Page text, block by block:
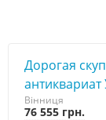
Дорогая
Вінниця
76 555 грн.